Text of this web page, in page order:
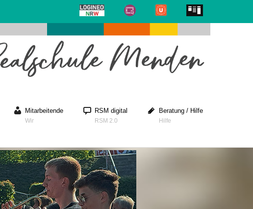
Mitarbeitende
Wir
RSM digital
RSM 2.0
Beratung / Hilfe
Hilfe